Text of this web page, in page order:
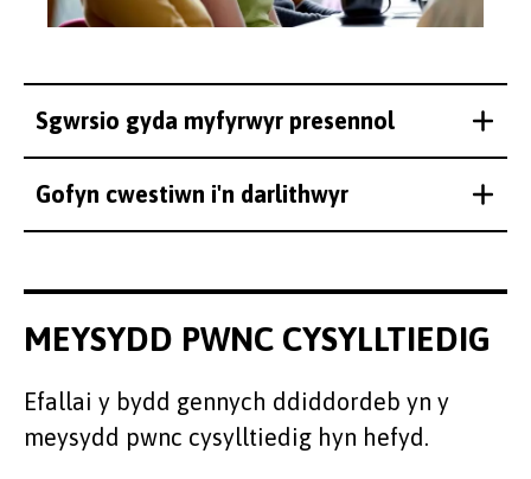
Sgwrsio gyda myfyrwyr presennol
Gofyn cwestiwn i'n darlithwyr
MEYSYDD PWNC CYSYLLTIEDIG
Efallai y bydd gennych ddiddordeb yn y
meysydd pwnc cysylltiedig hyn hefyd.